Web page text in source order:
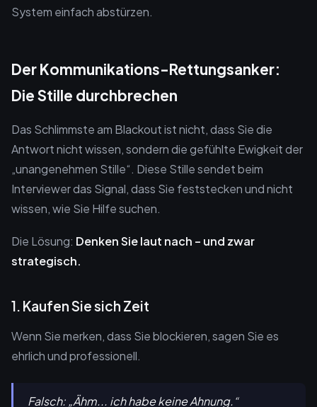
System einfach abstürzen.
Der Kommunikations-Rettungsanker:
Die Stille durchbrechen
Das Schlimmste am Blackout ist nicht, dass Sie die
Antwort nicht wissen, sondern die gefühlte Ewigkeit der
„unangenehmen Stille“. Diese Stille sendet beim
Interviewer das Signal, dass Sie feststecken und nicht
wissen, wie Sie Hilfe suchen.
Die Lösung: Denken Sie laut nach – und zwar
strategisch.
1. Kaufen Sie sich Zeit
Wenn Sie merken, dass Sie blockieren, sagen Sie es
ehrlich und professionell.
Falsch: „Ähm... ich habe keine Ahnung.“